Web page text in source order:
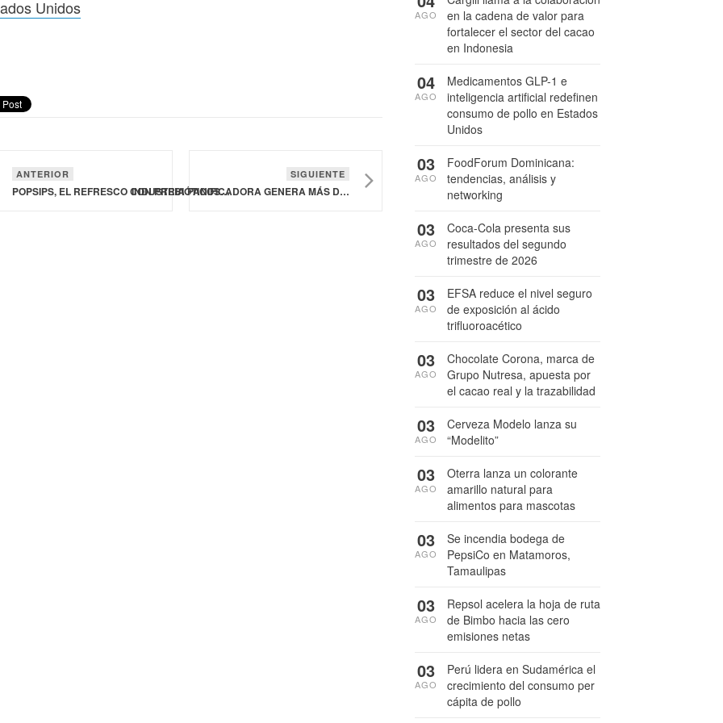
Unidos
ANTERIOR
POPSIPS, EL REFRESCO CON PREBIÓTICOS, CONTINÚA SU EXPANSIÓN EN ESTADOS UNIDOS
SIGUIENTE
INDUSTRIA PANIFICADORA GENERA MÁS DE 530 MIL EMPLEOS EN MÉXICO
en la cadena de valor para
fortalecer el sector del cacao
en Indonesia
AGO
Medicamentos GLP-1 e
inteligencia artificial redefinen
consumo de pollo en Estados
Unidos
04
AGO
FoodForum Dominicana:
tendencias, análisis y
networking
03
AGO
Coca-Cola presenta sus
resultados del segundo
trimestre de 2026
03
AGO
EFSA reduce el nivel seguro
de exposición al ácido
trifluoroacético
03
AGO
Chocolate Corona, marca de
Grupo Nutresa, apuesta por
el cacao real y la trazabilidad
03
AGO
Cerveza Modelo lanza su
“Modelito”
03
AGO
Oterra lanza un colorante
amarillo natural para
alimentos para mascotas
03
AGO
Se incendia bodega de
PepsiCo en Matamoros,
Tamaulipas
03
AGO
Repsol acelera la hoja de ruta
de Bimbo hacia las cero
emisiones netas
03
AGO
Perú lidera en Sudamérica el
crecimiento del consumo per
cápita de pollo
03
AGO